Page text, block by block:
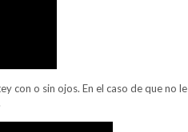
con o sin ojos. En el caso de que no le